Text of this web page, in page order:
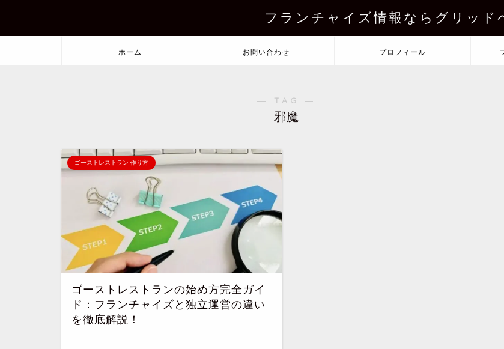
フランチャイズ情報ならグリッド
ホーム お問い合わせ プロフィール
― TAG ―
邪魔
ゴーストレストラン 作り方
ゴーストレストランの始め方完全ガイ
ド：フランチャイズと独立運営の違い
を徹底解説！